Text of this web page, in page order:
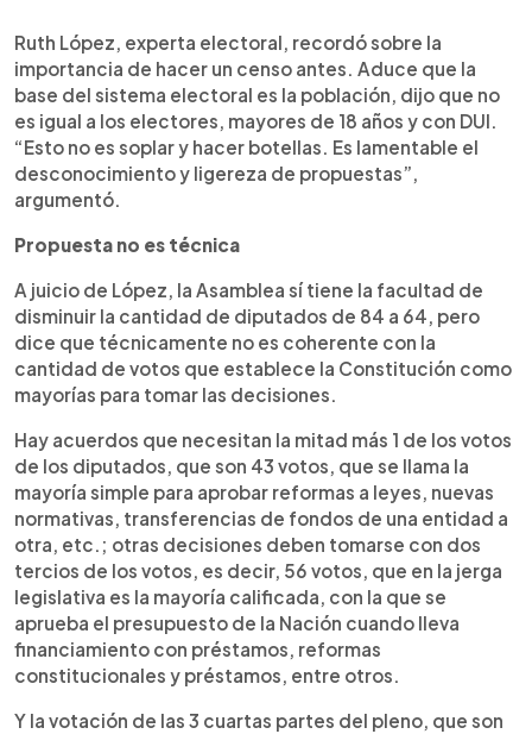
Ruth López, experta electoral, recordó sobre la
importancia de hacer un censo antes. Aduce que la
base del sistema electoral es la población, dijo que no
es igual a los electores, mayores de 18 años y con DUI.
“Esto no es soplar y hacer botellas. Es lamentable el
desconocimiento y ligereza de propuestas”,
argumentó.
Propuesta no es técnica
A juicio de López, la Asamblea sí tiene la facultad de
disminuir la cantidad de diputados de 84 a 64, pero
dice que técnicamente no es coherente con la
cantidad de votos que establece la Constitución como
mayorías para tomar las decisiones.
Hay acuerdos que necesitan la mitad más 1 de los votos
de los diputados, que son 43 votos, que se llama la
mayoría simple para aprobar reformas a leyes, nuevas
normativas, transferencias de fondos de una entidad a
otra, etc.; otras decisiones deben tomarse con dos
tercios de los votos, es decir, 56 votos, que en la jerga
legislativa es la mayoría calificada, con la que se
aprueba el presupuesto de la Nación cuando lleva
financiamiento con préstamos, reformas
constitucionales y préstamos, entre otros.
Y la votación de las 3 cuartas partes del pleno, que son